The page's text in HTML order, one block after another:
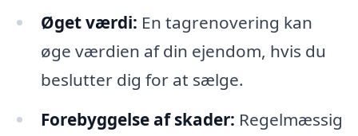
Øget værdi: En tagrenovering kan
øge værdien af din ejendom, hvis du
beslutter dig for at sælge.
Forebyggelse af skader: Regelmæssig